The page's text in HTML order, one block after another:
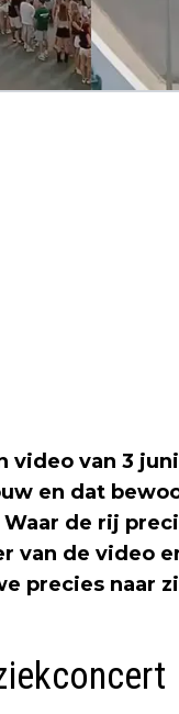
video van 3
en dat
de rij
van de video
precies naar